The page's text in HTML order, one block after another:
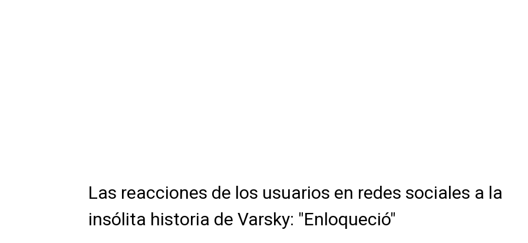
Las reacciones de los usuarios en redes sociales a la
insólita historia de Varsky: "Enloqueció"